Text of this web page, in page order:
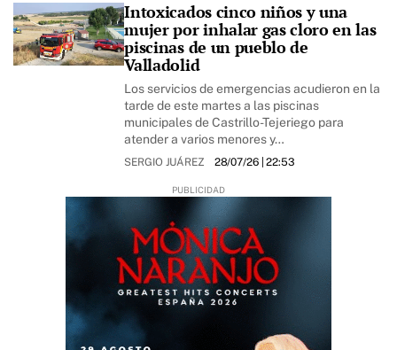
Intoxicados cinco niños y una
mujer por inhalar gas cloro en las
piscinas de un pueblo de
Valladolid
Los servicios de emergencias acudieron en la
tarde de este martes a las piscinas
municipales de Castrillo-Tejeriego para
atender a varios menores y…
SERGIO JUÁREZ 28/07/26| 22:53